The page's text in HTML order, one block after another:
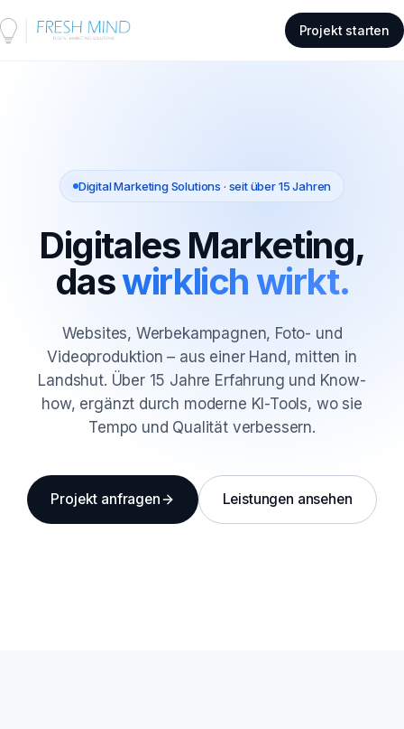
Projekt starten
Digital Marketing Solutions · seit über 15 Jahren
Digitales Marketing,
daswirklich wirkt.
Websites, Werbekampagnen, Foto- und
Videoproduktion – aus einer Hand, mitten in
Landshut. Über 15 Jahre Erfahrung und Know-
how, ergänzt durch moderne KI-Tools, wo sie
Tempo und Qualität verbessern.
Projekt anfragen Leistungen ansehen